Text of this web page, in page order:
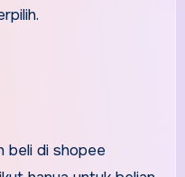
beli di shopee